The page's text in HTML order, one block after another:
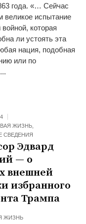
года. «… Сейчас
великое испытание
войной, которая
ли устоять эта
нация, подобная
или по
ЖИЗНЬ
СВЕДЕНИЯ
Эдвард
— о
внешней
избранного
Трампа
ЖИЗНЬ